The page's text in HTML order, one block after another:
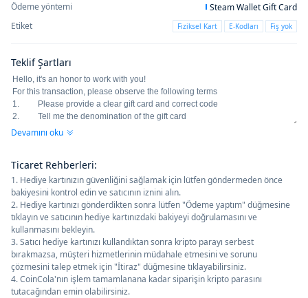
Ödeme yöntemi
Steam Wallet Gift Card
Etiket
Fiziksel Kart E-Kodları Fiş yok
Teklif Şartları
Devamını oku
Ticaret Rehberleri:
1. Hediye kartınızın güvenliğini sağlamak için lütfen göndermeden önce
bakiyesini kontrol edin ve satıcının iznini alın.
2. Hediye kartınızı gönderdikten sonra lütfen "Ödeme yaptım" düğmesine
tıklayın ve satıcının hediye kartınızdaki bakiyeyi doğrulamasını ve
kullanmasını bekleyin.
3. Satıcı hediye kartınızı kullandıktan sonra kripto parayı serbest
bırakmazsa, müşteri hizmetlerinin müdahale etmesini ve sorunu
çözmesini talep etmek için "İtiraz" düğmesine tıklayabilirsiniz.
4. CoinCola'nın işlem tamamlanana kadar siparişin kripto parasını
tutacağından emin olabilirsiniz.